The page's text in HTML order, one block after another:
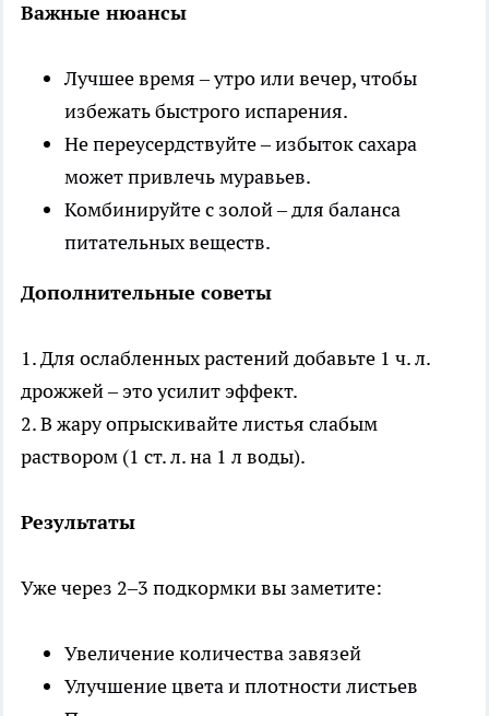
Важные нюансы
Лучшее время – утро или вечер, чтобы
избежать быстрого испарения.
Не переусердствуйте – избыток сахара
может привлечь муравьев.
Комбинируйте с золой – для баланса
питательных веществ.
Дополнительные советы
1. Для ослабленных растений добавьте 1 ч. л.
дрожжей – это усилит эффект.
2. В жару опрыскивайте листья слабым
раствором (1 ст. л. на 1 л воды).
Результаты
Уже через 2–3 подкормки вы заметите:
Увеличение количества завязей
Улучшение цвета и плотности листьев